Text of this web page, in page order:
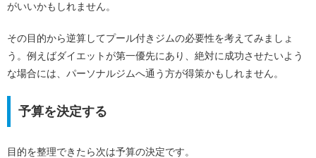
がいいかもしれません。
その目的から逆算してプール付きジムの必要性を考えてみましょ
う。例えばダイエットが第一優先にあり、絶対に成功させたいよう
な場合には、パーソナルジムへ通う方が得策かもしれません。
予算を決定する
目的を整理できたら次は予算の決定です。